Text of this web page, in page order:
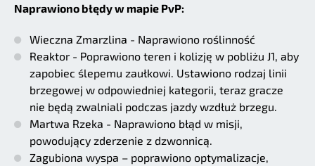
Naprawiono błędy w mapie PvP:
Wieczna Zmarzlina - Naprawiono roślinność
Reaktor - Poprawiono teren i kolizję w pobliżu J1, aby
zapobiec ślepemu zaułkowi. Ustawiono rodzaj linii
brzegowej w odpowiedniej kategorii, teraz gracze
nie będą zwalniali podczas jazdy wzdłuż brzegu.
Martwa Rzeka - Naprawiono błąd w misji,
powodujący zderzenie z dzwonnicą.
Zagubiona wyspa – poprawiono optymalizacje,